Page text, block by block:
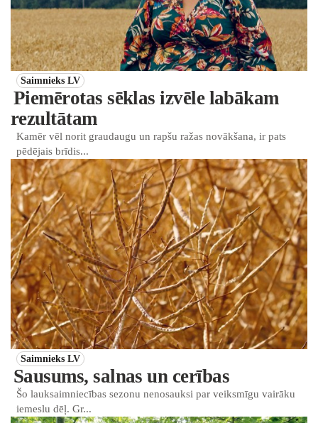
Saimnieks LV
Piemērotas sēklas izvēle labākam
rezultātam
Kamēr vēl norit graudaugu un rapšu ražas novākšana, ir pats
pēdējais brīdis...
Saimnieks LV
Sausums, salnas un cerības
Šo lauksaimniecības sezonu nenosauksi par veiksmīgu vairāku
iemeslu dēļ. Gr...